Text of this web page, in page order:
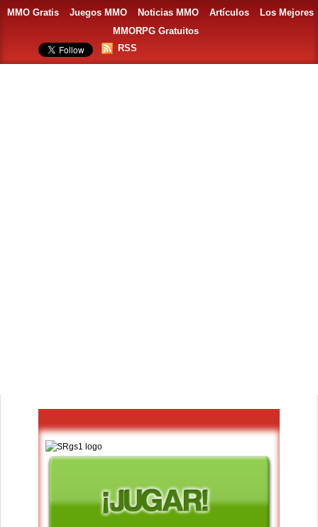
MMO Gratis Juegos MMO Noticias MMO Artículos
Los Mejores
MMORPG Gratuitos
RSS